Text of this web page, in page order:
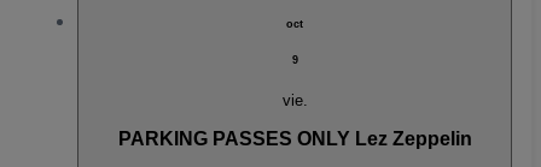
oct
9
vie.
PARKING PASSES ONLY Lez Zeppelin